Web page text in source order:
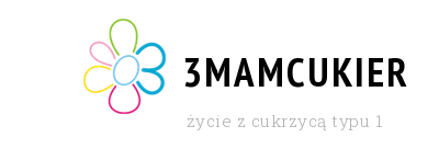
3MAMCUKIER
życie z cukrzycą typu 1